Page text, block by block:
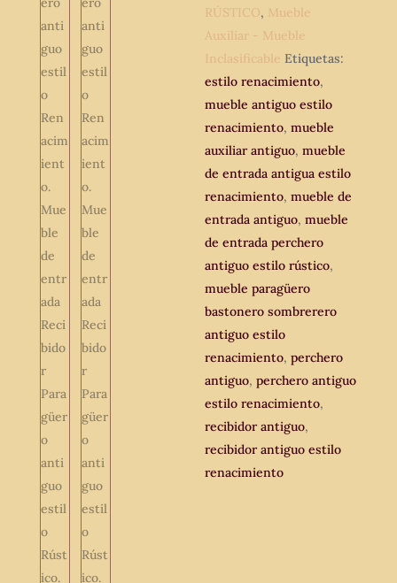
Paragüero
antiguo
estilo
Rústico.
cantidad
RÚSTICO, Mueble
Auxiliar - Mueble
Inclasificable Etiquetas:
estilo renacimiento,
mueble antiguo estilo
renacimiento,mueble
auxiliar antiguo,mueble
de entrada antigua estilo
renacimiento,mueble de
entrada antiguo,mueble
de entrada perchero
antiguo estilo rústico,
mueble paragüero
bastonero sombrerero
antiguo estilo
renacimiento,perchero
antiguo,perchero antiguo
estilo renacimiento,
recibidor antiguo,
recibidor antiguo estilo
renacimiento